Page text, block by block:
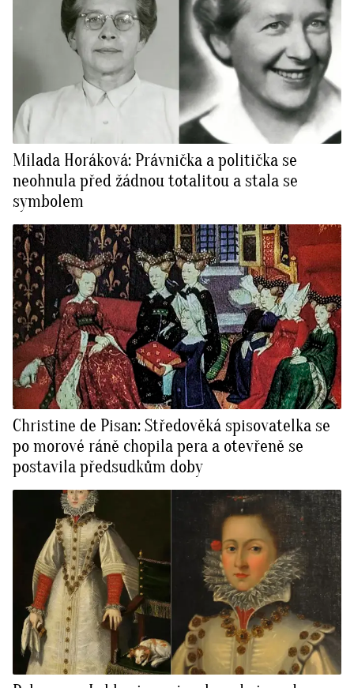
Milada Horáková: Právnička a politička se
neohnula před žádnou totalitou a stala se
symbolem
Christine de Pisan: Středověká spisovatelka se
po morové ráně chopila pera a otevřeně se
postavila předsudkům doby